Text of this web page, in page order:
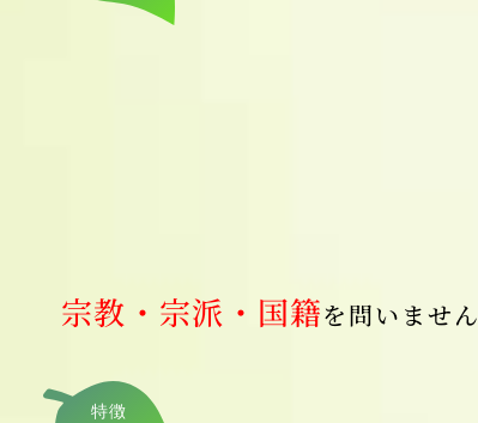
宗教・宗派・国籍を問いません
特徴